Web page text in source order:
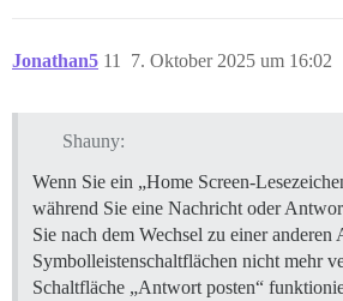
Jonathan5 7. Oktober 2025 um 16:02
11
Shauny:
Wenn Sie ein „Home Screen-
während Sie eine Nachricht oder
Sie nach dem Wechsel zu einer
Symbolleistenschaltflächen nicht mehr
Schaltfläche „Antwort posten“